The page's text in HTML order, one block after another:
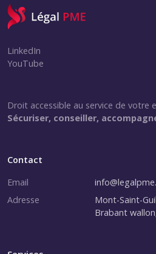
LinkedIn
YouTube
Droit accessible au service de votre
Sécuriser, conseiller,
Contact
Email
Adresse
Mont-Saint-
Brabant